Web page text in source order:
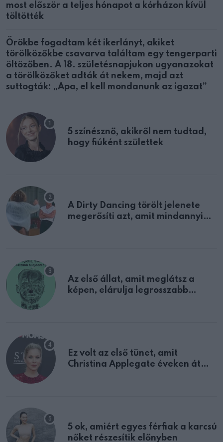
most először a teljes hónapot a kórházon kívül
töltötték
Örökbe fogadtam két ikerlányt, akiket
törölközőkbe csavarva találtam egy tengerparti
öltözőben. A 18. születésnapjukon ugyanazokat
a törölközőket adták át nekem, majd azt
suttogták: „Apa, el kell mondanunk az igazat”
5 színésznő, akikről nem tudtad,
hogy fiúként születtek
A Dirty Dancing törölt jelenete
megerősíti azt, amit mindannyian
Az első állat, amit meglátsz a
képen, elárulja legrosszabb
Ez volt az első tünet, amit
Christina Applegate éveken át
5 ok, amiért egyes férfiak a karcsú
nőket részesítik előnyben